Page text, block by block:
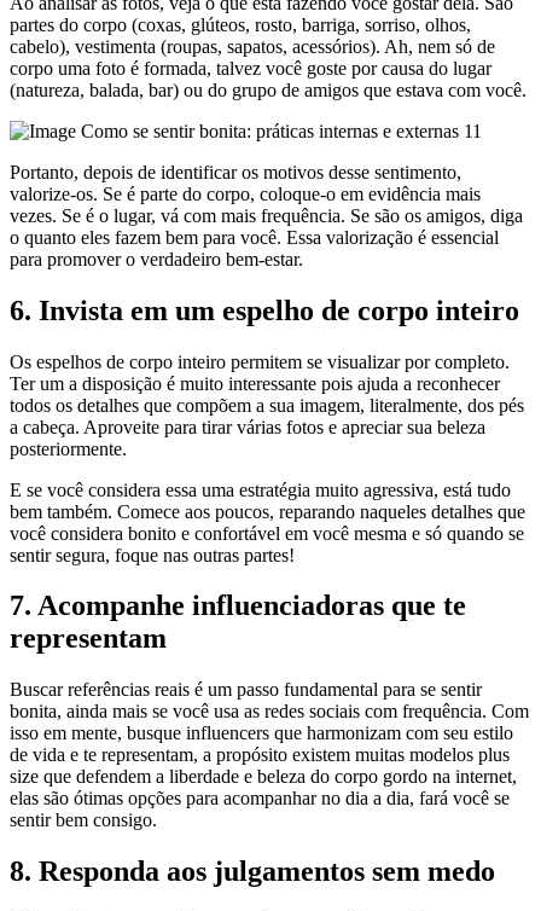
partes do corpo (coxas, glúteos, rosto, barriga, sorriso, olhos,
cabelo), vestimenta (roupas, sapatos, acessórios). Ah, nem só de
corpo uma foto é formada, talvez você goste por causa do lugar
(natureza, balada, bar) ou do grupo de amigos que estava com você.
Portanto, depois de identificar os motivos desse sentimento,
valorize-os. Se é parte do corpo, coloque-o em evidência mais
vezes. Se é o lugar, vá com mais frequência. Se são os amigos, diga
o quanto eles fazem bem para você. Essa valorização é essencial
para promover o verdadeiro bem-estar.
6. Invista em um espelho de corpo inteiro
Os espelhos de corpo inteiro permitem se visualizar por completo.
Ter um a disposição é muito interessante pois ajuda a reconhecer
todos os detalhes que compõem a sua imagem, literalmente, dos pés
a cabeça. Aproveite para tirar várias fotos e apreciar sua beleza
posteriormente.
E se você considera essa uma estratégia muito agressiva, está tudo
bem também. Comece aos poucos, reparando naqueles detalhes que
você considera bonito e confortável em você mesma e só quando se
sentir segura, foque nas outras partes!
7. Acompanhe influenciadoras que te
representam
Buscar referências reais é um passo fundamental para se sentir
bonita, ainda mais se você usa as redes sociais com frequência. Com
isso em mente, busque influencers que harmonizam com seu estilo
de vida e te representam, a propósito existem muitas modelos plus
size que defendem a liberdade e beleza do corpo gordo na internet,
elas são ótimas opções para acompanhar no dia a dia, fará você se
sentir bem consigo.
8. Responda aos julgamentos sem medo